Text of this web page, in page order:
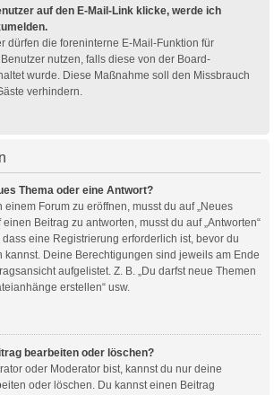
auf den E-Mail-Link klicke, werde ich
dürfen die foreninterne E-Mail-Funktion für
nutzen, falls diese von der Board-
wurde. Diese Maßnahme soll den Missbrauch
verhindern.
Thema oder eine Antwort?
einem Forum zu eröffnen, musst du auf „Neues
Beitrag zu antworten, musst du auf „Antworten“
eine Registrierung erforderlich ist, bevor du
kannst. Deine Berechtigungen sind jeweils am Ende
aufgelistet. Z. B. „Du darfst neue Themen
erstellen“ usw.
bearbeiten oder löschen?
oder Moderator bist, kannst du nur deine
oder löschen. Du kannst einen Beitrag